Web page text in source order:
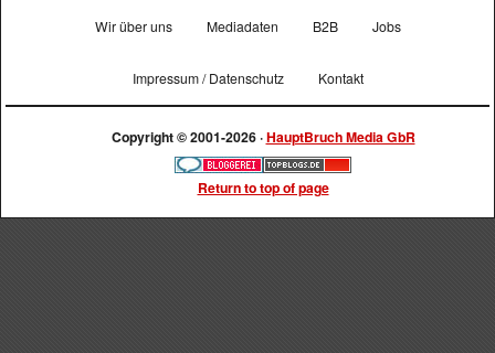
Wir über uns Mediadaten B2B Jobs
Impressum / Datenschutz Kontakt
Copyright © 2001-2026 ·HauptBruch Media GbR
Return to top of page